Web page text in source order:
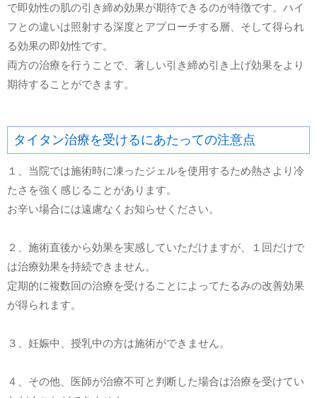
で即効性の肌の引き締め効果が期待できるのが特徴です。ハイ
フとの違いは照射する深度とアプローチする層、そして得られ
る効果の即効性です。
両方の治療を行うことで、著しい引き締め引き上げ効果をより
期待することができます。
タイタン治療を受けるにあたっての注意点
１、当院では施術時に凍ったジェルを使用するため熱さより冷
たさを強く感じることがあります。
お辛い場合には遠慮なくお知らせください。
２、施術直後から効果を実感していただけますが、１回だけで
は治療効果を持続できません。
定期的に複数回の治療を受けることによってたるみの改善効果
が得られます。
３、妊娠中、授乳中の方は施術ができません。
４、その他、医師が治療不可と判断した場合は治療を受けてい